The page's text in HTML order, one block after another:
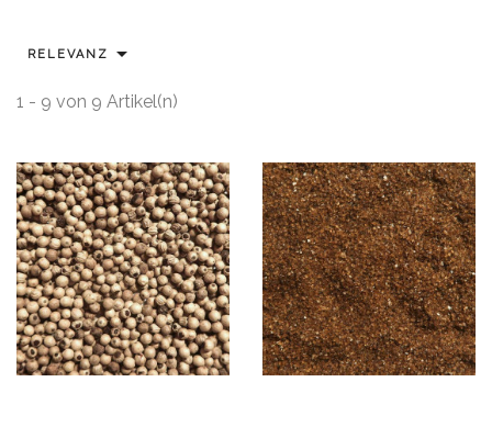
RELEVANZ 
1 - 9 von 9 Artikel(n)